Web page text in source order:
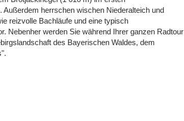
herrschen wischen Niederalteich und
reizvolle Bachläufe und eine typisch
Nebenher werden Sie während Ihrer ganzen Radtour
des Bayerischen Waldes, dem